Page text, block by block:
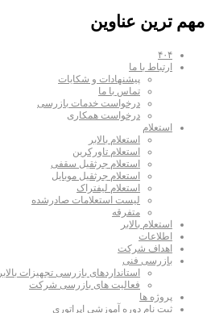
مهم ترین عناوین
۴۰۴
ارتباط با ما
پیشنهادات و شکایات
تماس با ما
درخواست خدمات بازرسی
درخواست همکاری
استعلام
استعلام بالابر
استعلام تاورکرین
استعلام جرثقیل سقفی
استعلام جرثقیل موبایل
استعلام لیفتراک
لیست استعلامات صادرشده
متفرقه
استعلام بالابر
اطلاعات
اهداف شرکت
بازرسی فنی
استانداردهای بازرسی تجهیزات بالابر
فعالیت های بازرسی شرکت
پروژه ها
ثبت نام دوره آموزشی اپراتوری